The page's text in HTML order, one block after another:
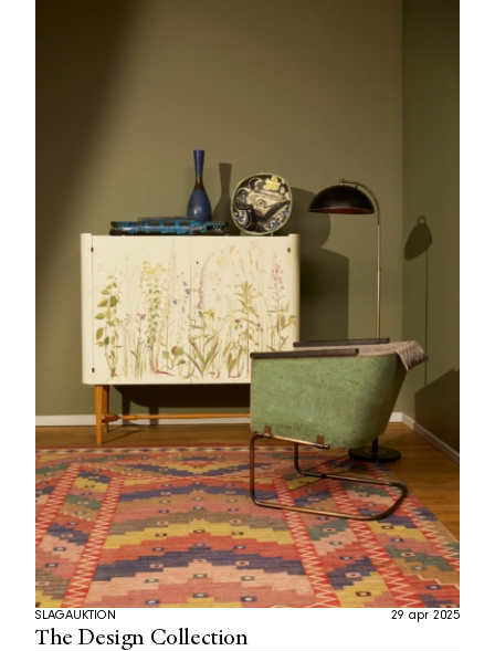
The Design Collection
SLAGAUKTION 29 apr 2025